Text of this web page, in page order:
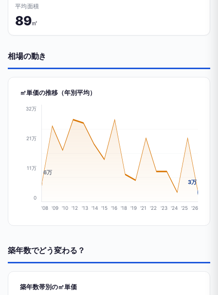
平均面積
89㎡
相場の動き
㎡単価の推移（年別平均）
32万
21万
11万
0
6万
3万
'08 '09 '10 '12 '13 '14 '15 '16 '18 '19 '21 '22 '23 '24 '25 '26
築年数でどう変わる？
築年数帯別の㎡単価